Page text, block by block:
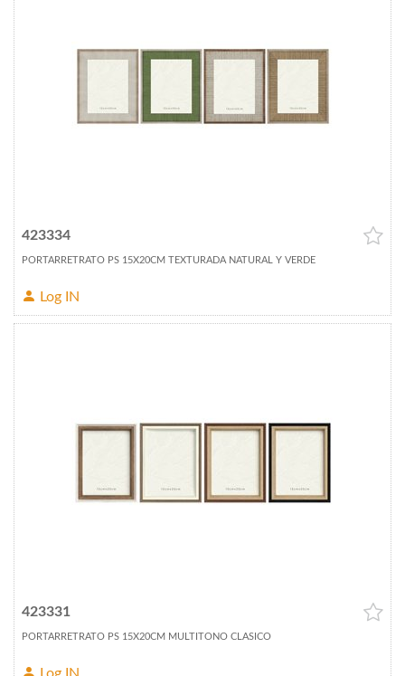
423334
PORTARRETRATO PS 15X20CM TEXTURADA NATURAL Y VERDE
Log IN
423331
PORTARRETRATO PS 15X20CM MULTITONO CLASICO